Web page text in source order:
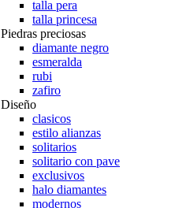
talla pera
talla princesa
Piedras preciosas
diamante negro
esmeralda
rubi
zafiro
Diseño
clasicos
estilo alianzas
solitarios
solitario con pave
exclusivos
halo diamantes
modernos